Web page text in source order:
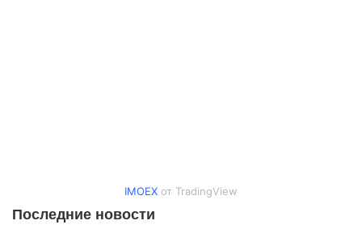
IMOEX от TradingView
Последние новости